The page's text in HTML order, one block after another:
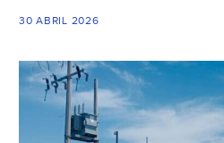
30 ABRIL 2026